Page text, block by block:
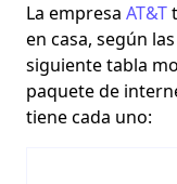
La empresa AT&T
en casa, según
siguiente tabla
paquete de
tiene cada uno: